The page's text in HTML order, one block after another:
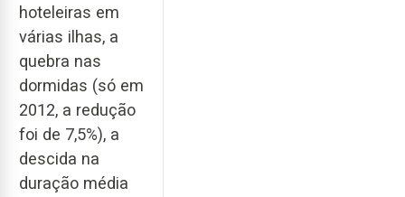
hoteleiras em
várias ilhas, a
quebra nas
dormidas (só em
2012, a redução
foi de 7,5%), a
descida na
duração média